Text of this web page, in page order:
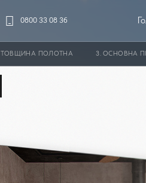
0800 33 08 36
Дзеркало
ТОВЩИНА ПОЛОТНА ОСНОВНА